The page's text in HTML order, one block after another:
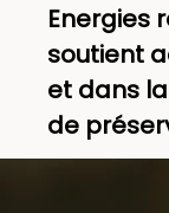
Energies
soutient
et dans
de